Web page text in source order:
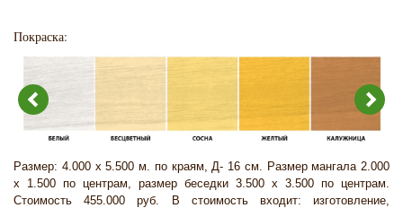
Покраска:
Размер: 4.000 х 5.500 м. по краям, Д- 16 см. Размер мангала 2.000
х 1.500 по центрам, размер беседки 3.500 х 3.500 по центрам.
Стоимость 455.000 руб. В стоимость входит: изготовление,